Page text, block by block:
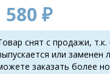
580 ₽
снят с продажи,
или
заказать более